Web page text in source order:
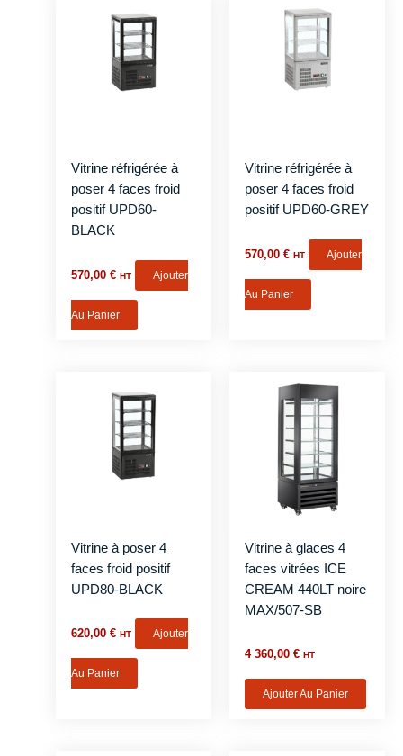
Vitrine réfrigérée à
poser 4 faces froid
positif UPD60-
BLACK
570,00 € HT Ajouter
Au Panier
Vitrine réfrigérée à
poser 4 faces froid
positif UPD60-GREY
570,00 € HT Ajouter
Au Panier
Vitrine à poser 4
faces froid positif
UPD80-BLACK
620,00 € HT Ajouter
Au Panier
Vitrine à glaces 4
faces vitrées ICE
CREAM 440LT noire
MAX/507-SB
4 360,00 € HT
Ajouter Au Panier